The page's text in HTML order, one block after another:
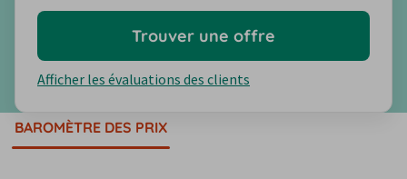
Afficher les évaluations des clients
Trouver une offre
BAROMÈTRE DES PRIX